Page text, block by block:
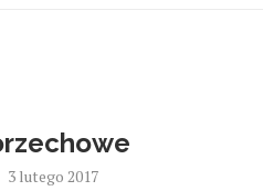
3 lutego 2017